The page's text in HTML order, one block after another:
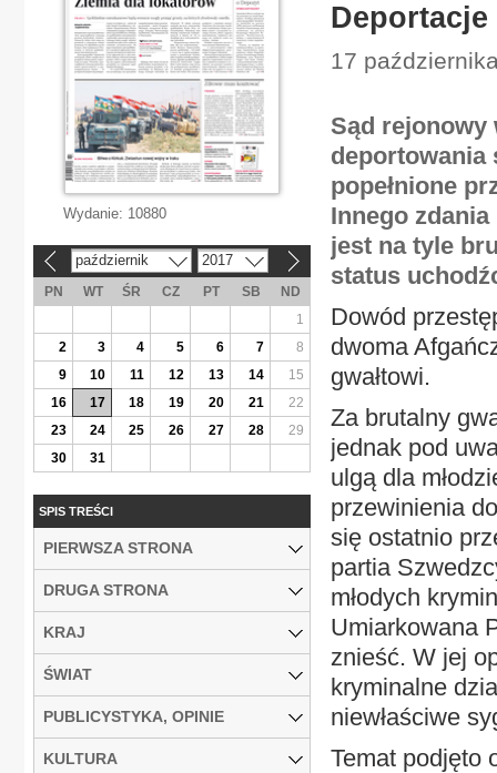
17
Sąd rejonowy
deportowania
popełnione
Innego zdania
jest na tyle
status
Dowód
dwoma
gwałtowi.
Za brutalny
jednak pod
ulgą dla
przewinienia
się ostatnio
partia
młodych
Umiarkowana
znieść. W jej
kryminalne
niewłaściwe
Temat podjęto
Wydanie: 10880
październik 2017
PN WT ŚR CZ PT SB
ND
1
2
3 4 5 6 7
8
9
10 11 12 13 14
15
16
17 18 19 20 21
22
23
24 25 26 27 28
29
30
31
SPIS TREŚCI
PIERWSZA STRONA
DRUGA STRONA
KRAJ
ŚWIAT
PUBLICYSTYKA, OPINIE
KULTURA